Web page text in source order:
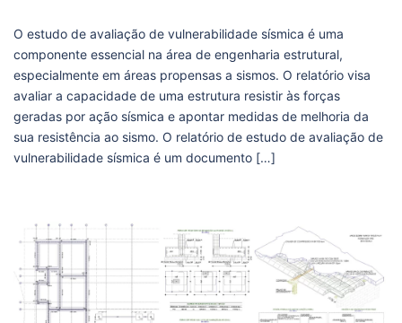
O estudo de avaliação de vulnerabilidade sísmica é uma
componente essencial na área de engenharia estrutural,
especialmente em áreas propensas a sismos. O relatório visa
avaliar a capacidade de uma estrutura resistir às forças
geradas por ação sísmica e apontar medidas de melhoria da
sua resistência ao sismo. O relatório de estudo de avaliação de
vulnerabilidade sísmica é um documento […]